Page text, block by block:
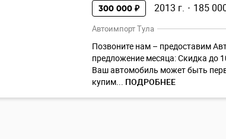
300 000 ₽ 2013 г. 185
Автоимпорт Тула
Позвоните нам – предоставим
предложение месяца: Скидка до
Ваш автомобиль может быть
купим... ПОДРОБНЕЕ